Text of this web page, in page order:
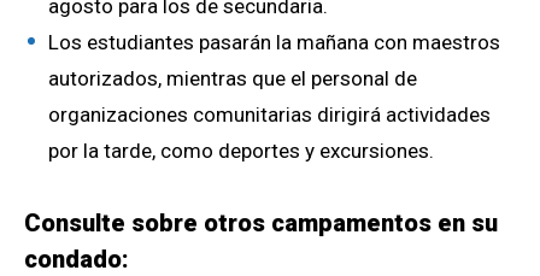
agosto para los de secundaria.
Los estudiantes pasarán la mañana con maestros
autorizados, mientras que el personal de
organizaciones comunitarias dirigirá actividades
por la tarde, como deportes y excursiones.
Consulte sobre otros campamentos en su
condado: